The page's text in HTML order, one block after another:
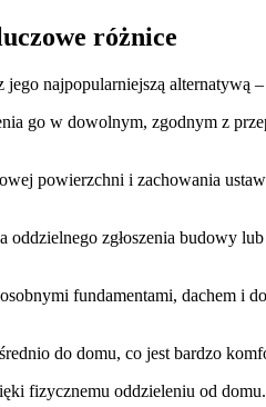
różnice
jego najpopularniejszą alternatywą
go w dowolnym, zgodnym z
powierzchni i zachowania
oddzielnego zgłoszenia budowy
fundamentami, dachem i
do domu, co jest bardzo
fizycznemu oddzieleniu od